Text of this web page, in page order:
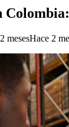
mesesHace 2